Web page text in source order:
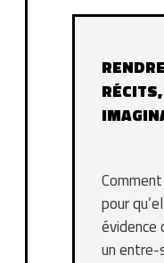
pour
évidence
un entre-